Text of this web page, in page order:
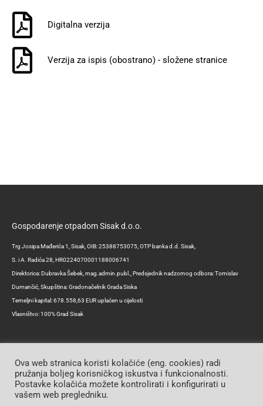
Digitalna verzija
Verzija za ispis (obostrano) - složene stranice
Gospodarenje otpadom Sisak d.o.o.
Trg Josipa Mađerića 1, Sisak, OIB: 25388753075, OTP banka d.d. Sisak,
S. i A. Radića 28, HR0224070001188006741
Direktorica: Dubravka Šebek, mag.admin.publ., Predsjednik nadzornog odbora: Tomislav
Dumančić, Skupština: Gradonačelnik Grada Siska
Temeljni kapital: 678.558,63 EUR uplaćen u cijelosti
Vlasništvo: 100% Grad Sisak
Copyright © 2026 | Gospodarenje otpadom Sisak d.o.o.
Ova web stranica koristi kolačiće (eng. cookies) radi
pružanja boljeg korisničkog iskustva i funkcionalnosti.
Postavke kolačića možete kontrolirati i konfigurirati u
vašem web pregledniku.